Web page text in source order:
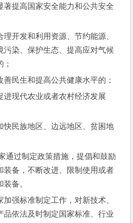
提高国家安全能力和公共安全
开发和利用资源、节约能源、
污染、保护生态、提高应对气候
民生和提高公共健康水平的；
现代农业或者农村经济发展
民族地区、边远地区、贫困地
过制定政策措施，提倡和鼓励
装备，不断改进、限制使用或者
备。
强标准制定工作，对新技术、
品依法及时制定国家标准、行业